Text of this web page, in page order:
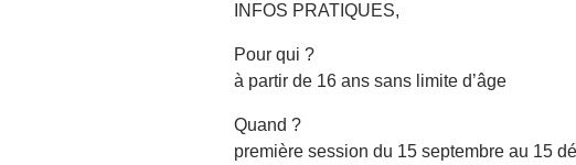
INFOS PRATIQUES,
Pour qui ?
à partir de 16 ans sans limite d’âge
Quand ?
première session du 15 septembre au 15